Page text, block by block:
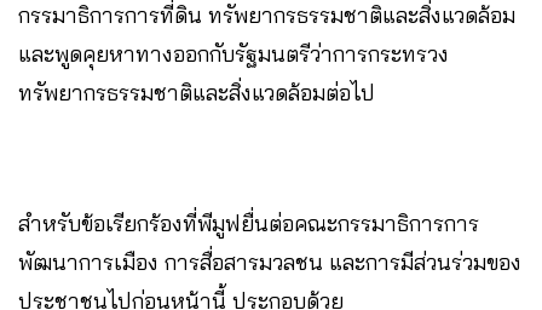
กรรมาธิการการที่ดิน ทรัพยากรธรรมชาติและสิ่งแวดล้อม
และพูดคุยหาทางออกกับรัฐมนตรีว่าการกระทรวง
ทรัพยากรธรรมชาติและสิ่งแวดล้อมต่อไป
สำหรับข้อเรียกร้องที่พีมูฟยื่นต่อคณะกรรมาธิการการ
พัฒนาการเมือง การสื่อสารมวลชน และการมีส่วนร่วมของ
ประชาชนไปก่อนหน้านี้ ประกอบด้วย